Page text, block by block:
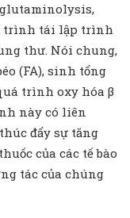
trình tái lập trình
thư. Nói chung,
(FA), sinh tổng
trình oxy hóa β
này có liên
đẩy sự tăng
của các tế bào
tác của chúng